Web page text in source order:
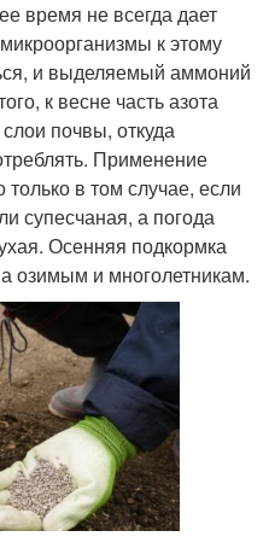
время не всегда дает
к этому
и выделяемый аммоний
к весне часть азота
почвы, откуда
Применение
в том случае, если
супесчаная, а погода
Осенняя подкормка
озимым и многолетникам.